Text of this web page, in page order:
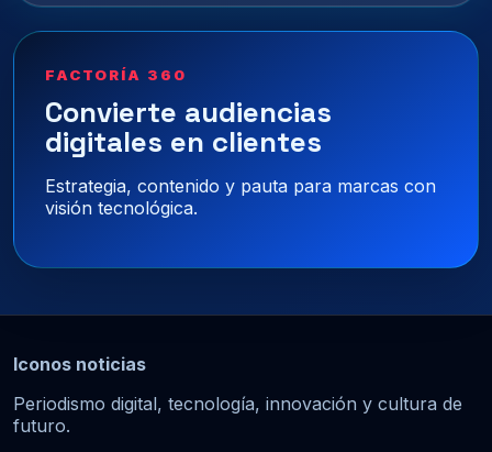
FACTORÍA 360
Convierte audiencias
digitales en clientes
Estrategia, contenido y pauta para marcas con
visión tecnológica.
Iconos noticias
Periodismo digital, tecnología, innovación y cultura de
futuro.